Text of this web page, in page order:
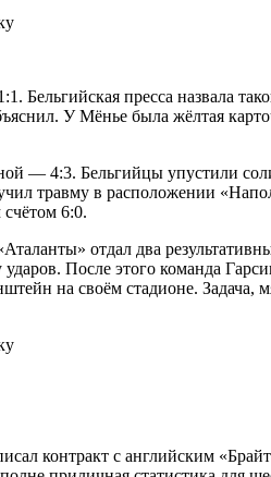
пресса назвала
У Мёнье была жёлтая
— 4:3. Бельгийцы упустили
травму в расположении
6:0.
отдал два
После этого команда
на своём стадионе. Задача,
контракт с английским